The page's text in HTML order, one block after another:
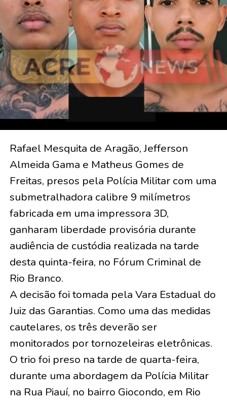
Rafael Mesquita de Aragão, Jefferson
Almeida Gama e Matheus Gomes de
Freitas, presos pela Polícia Militar com uma
submetralhadora calibre 9 milímetros
fabricada em uma impressora 3D,
ganharam liberdade provisória durante
audiência de custódia realizada na tarde
desta quinta-feira, no Fórum Criminal de
Rio Branco.
A decisão foi tomada pela Vara Estadual do
Juiz das Garantias. Como uma das medidas
cautelares, os três deverão ser
monitorados por tornozeleiras eletrônicas.
O trio foi preso na tarde de quarta-feira,
durante uma abordagem da Polícia Militar
na Rua Piauí, no bairro Giocondo, em Rio